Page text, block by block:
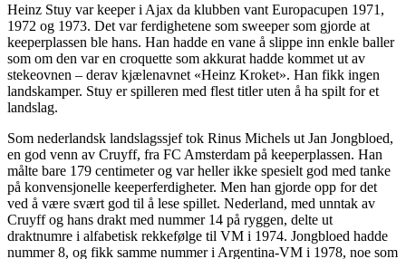
Heinz Stuy var keeper i Ajax da klubben vant Europacupen 1971,
1972 og 1973. Det var ferdighetene som sweeper som gjorde at
keeperplassen ble hans. Han hadde en vane å slippe inn enkle baller
som om den var en croquette som akkurat hadde kommet ut av
stekeovnen – derav kjælenavnet «Heinz Kroket». Han fikk ingen
landskamper. Stuy er spilleren med flest titler uten å ha spilt for et
landslag.
Som nederlandsk landslagssjef tok Rinus Michels ut Jan Jongbloed,
en god venn av Cruyff, fra FC Amsterdam på keeperplassen. Han
målte bare 179 centimeter og var heller ikke spesielt god med tanke
på konvensjonelle keeperferdigheter. Men han gjorde opp for det
ved å være svært god til å lese spillet. Nederland, med unntak av
Cruyff og hans drakt med nummer 14 på ryggen, delte ut
draktnumre i alfabetisk rekkefølge til VM i 1974. Jongbloed hadde
nummer 8, og fikk samme nummer i Argentina-VM i 1978, noe som